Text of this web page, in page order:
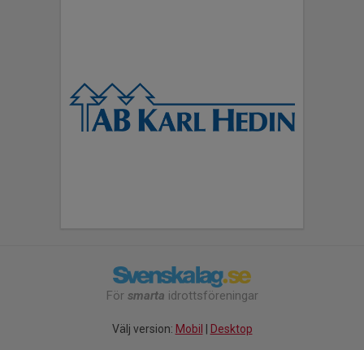
För smarta idrottsföreningar
Välj version: Mobil Desktop